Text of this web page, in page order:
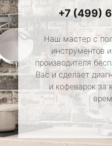
+7 (499)
Наш мастер с
инструментов
производителя
Вас и сделает
и кофеварок за